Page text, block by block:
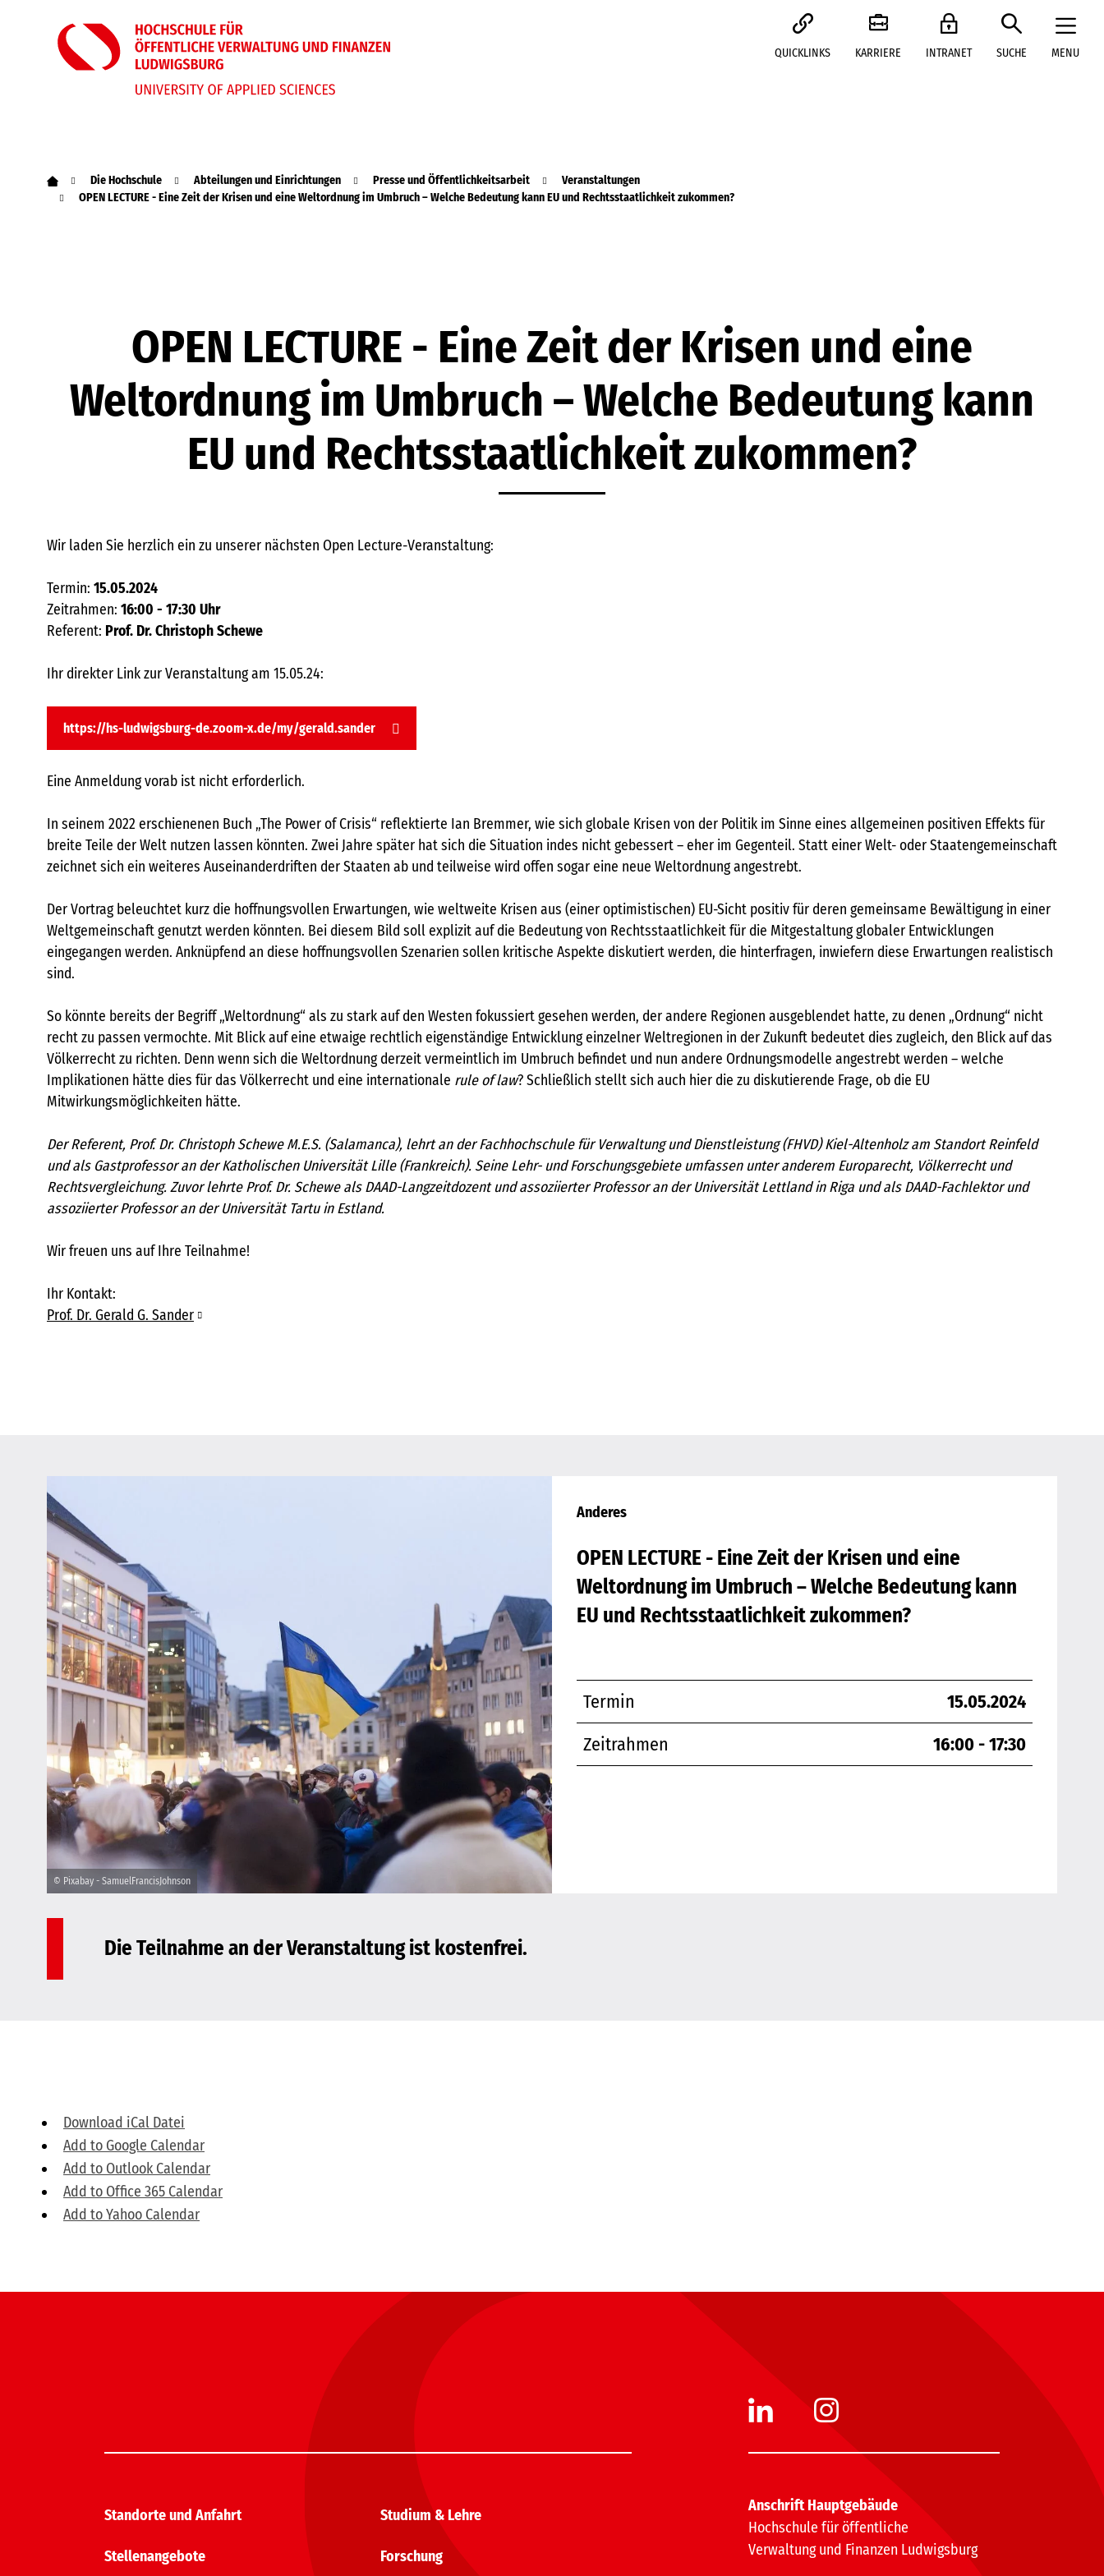
QUICKLINKS KARRIERE INTRANET SUCHE MENU
Die Hochschule Abteilungen und Einrichtungen Presse und Öffentlichkeitsarbeit
Veranstaltungen
OPEN LECTURE - Eine Zeit der Krisen und eine Weltordnung im Umbruch – Welche Bedeutung kann EU und Rechtsstaatlichkeit zukommen?
OPEN LECTURE - Eine Zeit der Krisen und eine
Weltordnung im Umbruch – Welche Bedeutung kann
EU und Rechtsstaatlichkeit zukommen?
Wir laden Sie herzlich ein zu unserer nächsten Open Lecture-Veranstaltung:
Termin: 15.05.2024
Zeitrahmen: 16:00 - 17:30 Uhr
Referent: Prof. Dr. Christoph Schewe
Ihr direkter Link zur Veranstaltung am 15.05.24:
https://hs-ludwigsburg-de.zoom-x.de/my/gerald.sander
Eine Anmeldung vorab ist nicht erforderlich.
In seinem 2022 erschienenen Buch „The Power of Crisis“ reflektierte Ian Bremmer, wie sich globale Krisen von der Politik im Sinne eines allgemeinen positiven Effekts für
breite Teile der Welt nutzen lassen könnten. Zwei Jahre später hat sich die Situation indes nicht gebessert – eher im Gegenteil. Statt einer Welt- oder Staatengemeinschaft
zeichnet sich ein weiteres Auseinanderdriften der Staaten ab und teilweise wird offen sogar eine neue Weltordnung angestrebt.
Der Vortrag beleuchtet kurz die hoffnungsvollen Erwartungen, wie weltweite Krisen aus (einer optimistischen) EU-Sicht positiv für deren gemeinsame Bewältigung in einer
Weltgemeinschaft genutzt werden könnten. Bei diesem Bild soll explizit auf die Bedeutung von Rechtsstaatlichkeit für die Mitgestaltung globaler Entwicklungen
eingegangen werden. Anknüpfend an diese hoffnungsvollen Szenarien sollen kritische Aspekte diskutiert werden, die hinterfragen, inwiefern diese Erwartungen realistisch
sind.
So könnte bereits der Begriff „Weltordnung“ als zu stark auf den Westen fokussiert gesehen werden, der andere Regionen ausgeblendet hatte, zu denen „Ordnung“ nicht
recht zu passen vermochte. Mit Blick auf eine etwaige rechtlich eigenständige Entwicklung einzelner Weltregionen in der Zukunft bedeutet dies zugleich, den Blick auf das
Völkerrecht zu richten. Denn wenn sich die Weltordnung derzeit vermeintlich im Umbruch befindet und nun andere Ordnungsmodelle angestrebt werden – welche
Implikationen hätte dies für das Völkerrecht und eine internationale rule of law? Schließlich stellt sich auch hier die zu diskutierende Frage, ob die EU
Mitwirkungsmöglichkeiten hätte.
Der Referent, Prof. Dr. Christoph Schewe M.E.S. (Salamanca), lehrt an der Fachhochschule für Verwaltung und Dienstleistung (FHVD) Kiel-Altenholz am Standort Reinfeld
und als Gastprofessor an der Katholischen Universität Lille (Frankreich). Seine Lehr- und Forschungsgebiete umfassen unter anderem Europarecht, Völkerrecht und
Rechtsvergleichung. Zuvor lehrte Prof. Dr. Schewe als DAAD-Langzeitdozent und assoziierter Professor an der Universität Lettland in Riga und als DAAD-Fachlektor und
assoziierter Professor an der Universität Tartu in Estland.
Wir freuen uns auf Ihre Teilnahme!
Ihr Kontakt:
Prof. Dr. Gerald G. Sander
© Pixabay - SamuelFrancisJohnson
Anderes
OPEN LECTURE - Eine Zeit der Krisen und eine
Weltordnung im Umbruch – Welche Bedeutung kann
EU und Rechtsstaatlichkeit zukommen?
Termin
15.05.2024
Zeitrahmen
16:00 - 17:30
Die Teilnahme an der Veranstaltung ist kostenfrei.
Download iCal Datei
Add to Google Calendar
Add to Outlook Calendar
Add to Office 365 Calendar
Add to Yahoo Calendar
Standorte und Anfahrt
Stellenangebote
Studium & Lehre
Forschung
Anschrift Hauptgebäude
Hochschule für öffentliche
Verwaltung und Finanzen Ludwigsburg